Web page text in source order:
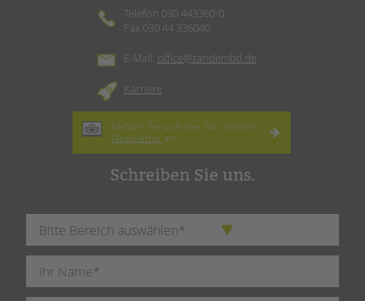
Telefon 030 443360-0
Fax 030 44 336040
E-Mail: office@tandembtl.de
Karriere
Melden Sie sich hier für unseren
Newsletter an.
Schreiben Sie uns.